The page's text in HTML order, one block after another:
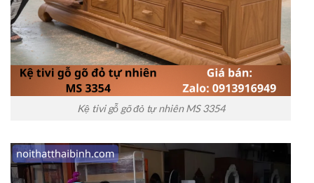
Kệ tivi gỗ gõ đỏ tự nhiên MS 3354